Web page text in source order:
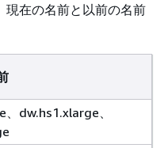
現在の名前と以前の名前
dw.hs1.xlarge、